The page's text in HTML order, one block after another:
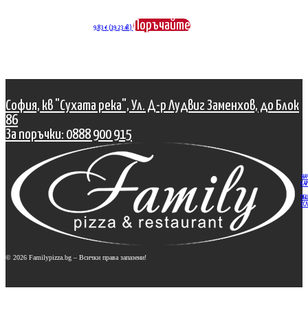
9,83 € (19.23 лв.) Поръчайте
София, кв "Сухата река", Ул. Д-р Лудвиг Заменхов, до Блок
86
За поръчки: 0888 900 915
© 2026 Familypizza.bg – Всички права запазени!